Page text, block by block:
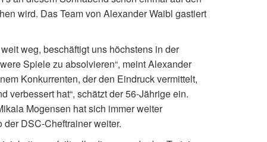
wird. Das Team von Alexander Waibl gastiert
weg, beschäftigt uns höchstens in der
Spiele zu absolvieren“, meint Alexander
Konkurrenten, der den Eindruck vermittelt,
verbessert hat“, schätzt der 56-Jährige ein.
Mogensen hat sich immer weiter
DSC-Cheftrainer weiter.